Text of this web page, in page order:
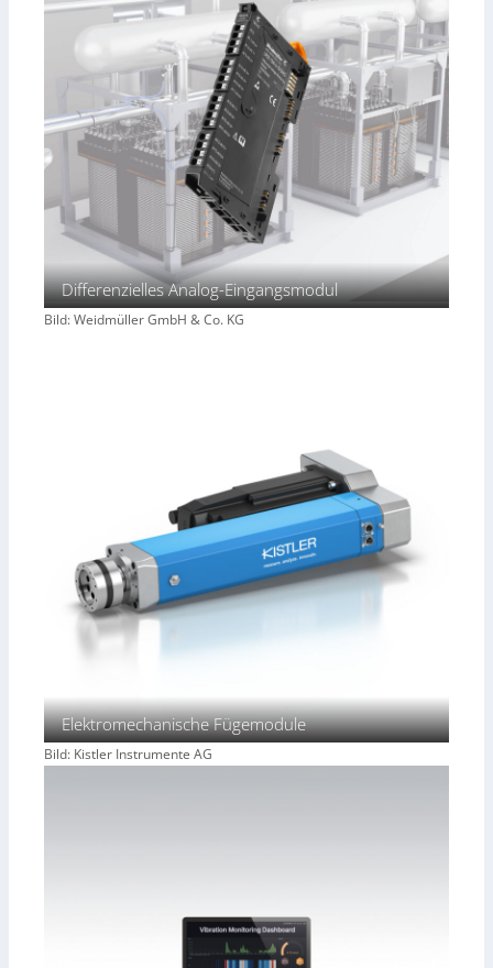
Differenzielles Analog-Eingangsmodul
Bild: Weidmüller GmbH & Co. KG
Elektromechanische Fügemodule
Bild: Kistler Instrumente AG